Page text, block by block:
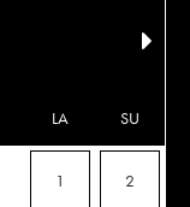
LA SU
1 2